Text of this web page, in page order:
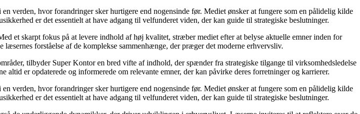
verden, hvor forandringer sker hurtigere end nogensinde før. Mediet ønsker at fungere som en pålidelig kilde
er det essentielt at have adgang til velfunderet viden, der kan guide til strategiske beslutninger.
et skarpt fokus på at levere indhold af høj kvalitet, stræber mediet efter at belyse aktuelle emner inden for
forståelse af de komplekse sammenhænge, der præger det moderne erhvervsliv.
tilbyder Super Kontor en bred vifte af indhold, der spænder fra strategiske tilgange til virksomhedsledelse
er opdaterede og informerede om relevante emner, der kan påvirke deres forretninger og karrierer.
verden, hvor forandringer sker hurtigere end nogensinde før. Mediet ønsker at fungere som en pålidelig kilde
er det essentielt at have adgang til velfunderet viden, der kan guide til strategiske beslutninger.